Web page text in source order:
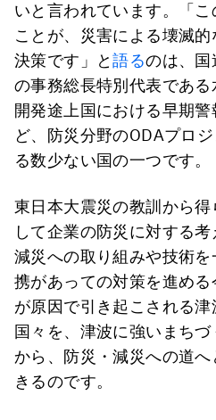
いと言われています。「
ことが、災害による壊滅
決策です」と語るのは、国
の事務総長特別代表である
開発途上国における早期
ど、防災分野のODAプロ
る数少ない国の一つです。
東日本大震災の教訓から
して企業の防災に対する
減災への取り組みや技術
携があっての対策を進め
が原因で引き起こされる
国々を、津波に強いまち
から、防災・減災への道
きるのです。